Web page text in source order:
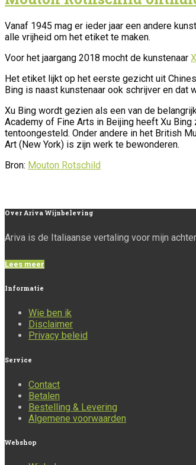
Vanaf 1945 mag er ieder jaar een andere
alle vrijheid om het etiket te maken.
Voor het jaargang 2018 mocht de kunstenaar
Het etiket lijkt op het eerste gezicht uit
Bing is naast kunstenaar ook schrijver en dat
Xu Bing wordt gezien als een van de
Academy of Fine Arts in Beijing heeft Xu
tentoongesteld. Onder andere in het British
Art (New York) is zijn werk te bewonderen.
Bron: Mouton Rotschild
Over Ariva Wijnbeleving
Ariva is de Italiaanse vertaling voor mijn
Lees meer
Informatie
Wie ben ik
Disclaimer
Privacy beleid
Service
Contact
Betalen
Bestelling & Levering
Algemene voorwaarden
Webshop